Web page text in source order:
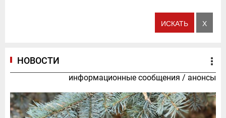
НОВОСТИ
информационные сообщения / анонсы